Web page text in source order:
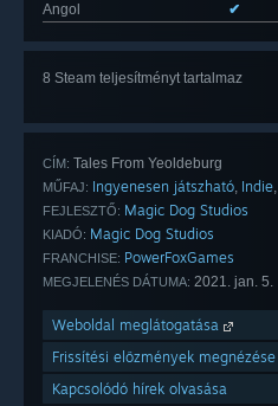
Angol
✔
8 Steam teljesítményt tartalmaz
CÍM: Tales From Yeoldeburg
MŰFAJ: Ingyenesen játszható, Indie,
FEJLESZTŐ: Magic Dog Studios
KIADÓ: Magic Dog Studios
FRANCHISE: PowerFoxGames
MEGJELENÉS DÁTUMA: 2021. jan. 5.
Weboldal meglátogatása
Frissítési előzmények megnézése
Kapcsolódó hírek olvasása